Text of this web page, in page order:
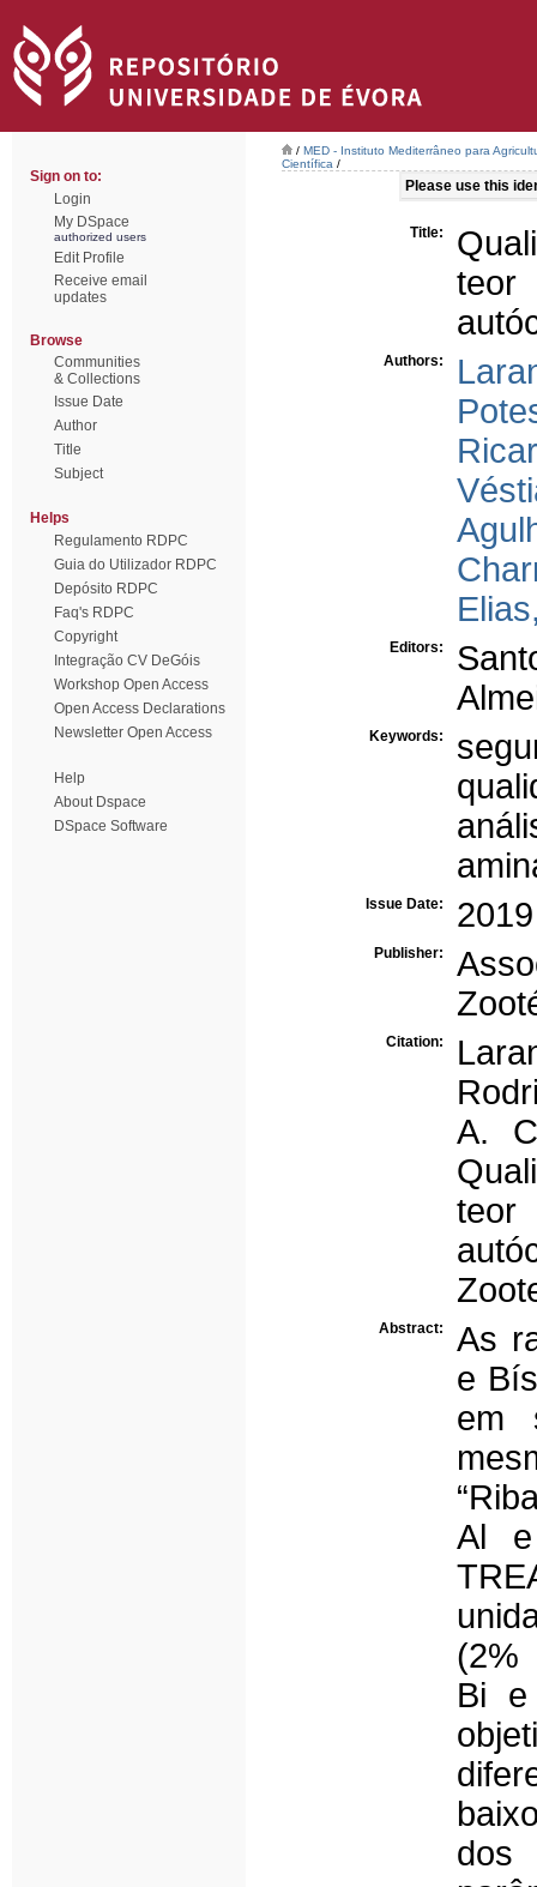
Sign on to:
Login
My DSpace
authorized users
Edit Profile
Receive email
updates
Browse
Communities
& Collections
Issue Date
Author
Title
Subject
Helps
Regulamento RDPC
Guia do Utilizador RDPC
Depósito RDPC
Faq's RDPC
Copyright
Integração CV DeGóis
Workshop Open Access
Open Access Declarations
Newsletter Open Access
Help
About Dspace
DSpace Software
/ MED - Instituto Mediterrâneo para
Científica /
Please use this
Title:
Authors:
Editors:
Keywords:
Issue Date: 2019
Publisher:
Citation:
A.
Abstract:
As
e
em
Al e
(2%
Bi e